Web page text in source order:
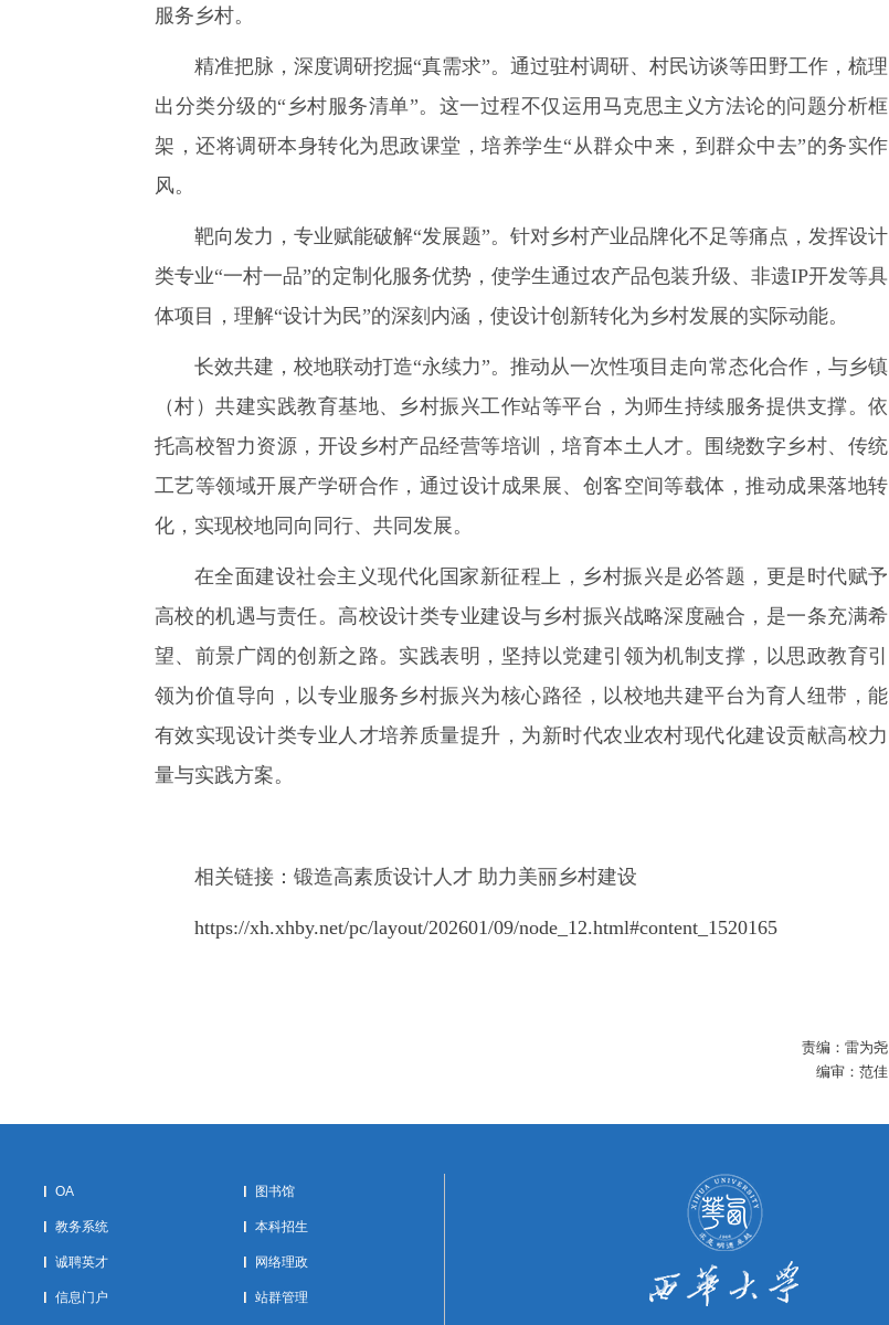
服务乡村。
精准把脉，深度调研挖掘“真需求”。通过驻村调研、村民访谈等田野工作，梳理
出分类分级的“乡村服务清单”。这一过程不仅运用马克思主义方法论的问题分析框
架，还将调研本身转化为思政课堂，培养学生“从群众中来，到群众中去”的务实作
风。
靶向发力，专业赋能破解“发展题”。针对乡村产业品牌化不足等痛点，发挥设计
类专业“一村一品”的定制化服务优势，使学生通过农产品包装升级、非遗IP开发等具
体项目，理解“设计为民”的深刻内涵，使设计创新转化为乡村发展的实际动能。
长效共建，校地联动打造“永续力”。推动从一次性项目走向常态化合作，与乡镇
（村）共建实践教育基地、乡村振兴工作站等平台，为师生持续服务提供支撑。依
托高校智力资源，开设乡村产品经营等培训，培育本土人才。围绕数字乡村、传统
工艺等领域开展产学研合作，通过设计成果展、创客空间等载体，推动成果落地转
化，实现校地同向同行、共同发展。
在全面建设社会主义现代化国家新征程上，乡村振兴是必答题，更是时代赋予
高校的机遇与责任。高校设计类专业建设与乡村振兴战略深度融合，是一条充满希
望、前景广阔的创新之路。实践表明，坚持以党建引领为机制支撑，以思政教育引
领为价值导向，以专业服务乡村振兴为核心路径，以校地共建平台为育人纽带，能
有效实现设计类专业人才培养质量提升，为新时代农业农村现代化建设贡献高校力
量与实践方案。
相关链接：锻造高素质设计人才 助力美丽乡村建设
https://xh.xhby.net/pc/layout/202601/09/node_12.html#content_1520165
责编：雷为尧
编审：范佳
OA 图书馆
教务系统 本科招生
诚聘英才 网络理政
信息门户 站群管理